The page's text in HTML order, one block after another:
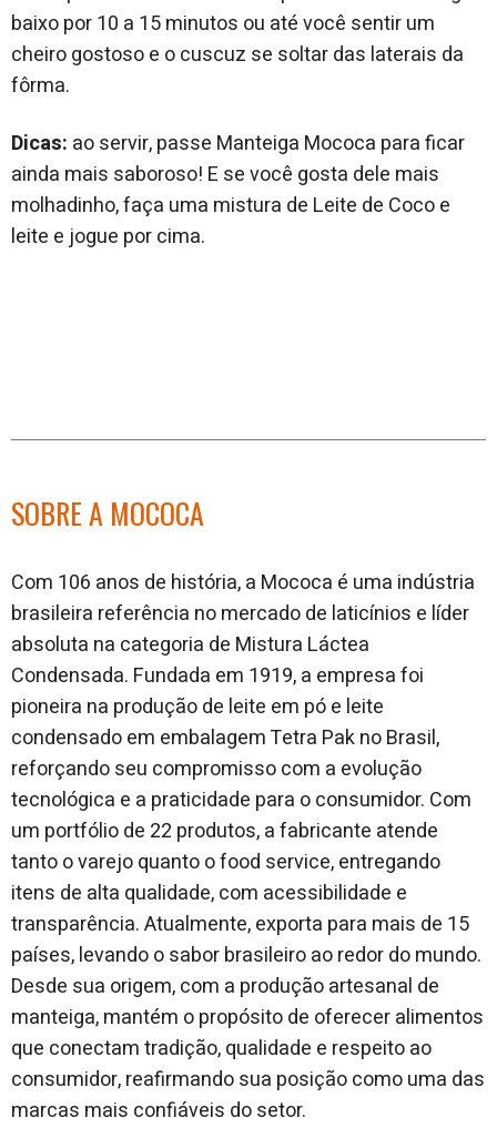
baixo por 10 a 15 minutos ou até você sentir um
cheiro gostoso e o cuscuz se soltar das laterais da
fôrma.
Dicas: ao servir, passe Manteiga Mococa para ficar
ainda mais saboroso! E se você gosta dele mais
molhadinho, faça uma mistura de Leite de Coco e
leite e jogue por cima.
SOBRE A MOCOCA
Com 106 anos de história, a Mococa é uma indústria
brasileira referência no mercado de laticínios e líder
absoluta na categoria de Mistura Láctea
Condensada. Fundada em 1919, a empresa foi
pioneira na produção de leite em pó e leite
condensado em embalagem Tetra Pak no Brasil,
reforçando seu compromisso com a evolução
tecnológica e a praticidade para o consumidor. Com
um portfólio de 22 produtos, a fabricante atende
tanto o varejo quanto o food service, entregando
itens de alta qualidade, com acessibilidade e
transparência. Atualmente, exporta para mais de 15
países, levando o sabor brasileiro ao redor do mundo.
Desde sua origem, com a produção artesanal de
manteiga, mantém o propósito de oferecer alimentos
que conectam tradição, qualidade e respeito ao
consumidor, reafirmando sua posição como uma das
marcas mais confiáveis do setor.